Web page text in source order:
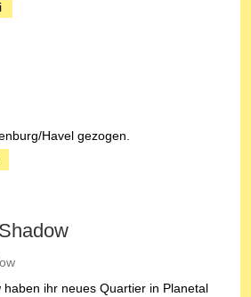
Havel gezogen.
haben ihr neues Quartier in Planetal